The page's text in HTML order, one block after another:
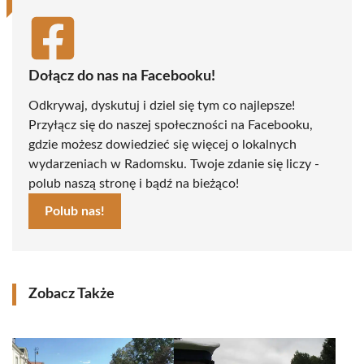
Dołącz do nas na Facebooku!
Odkrywaj, dyskutuj i dziel się tym co najlepsze!
Przyłącz się do naszej społeczności na Facebooku,
gdzie możesz dowiedzieć się więcej o lokalnych
wydarzeniach w Radomsku. Twoje zdanie się liczy -
polub naszą stronę i bądź na bieżąco!
Polub nas!
Zobacz Także